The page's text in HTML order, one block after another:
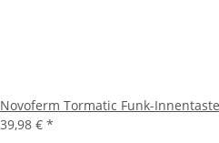
Novoferm Tormatic Funk-
39,98 € *